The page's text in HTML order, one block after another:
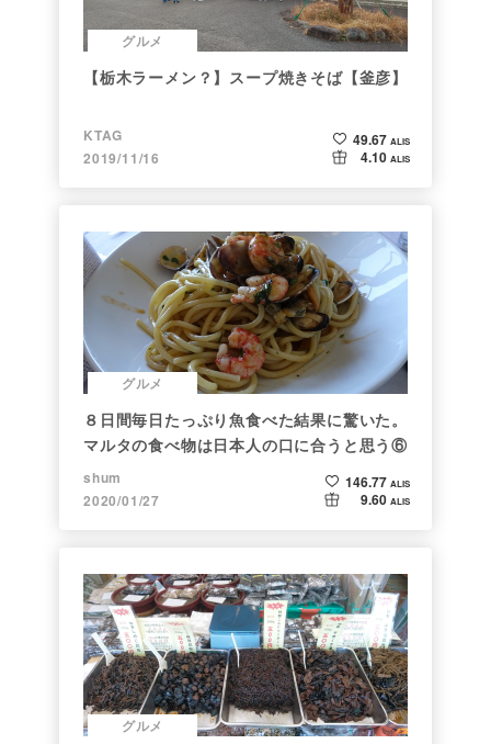
グルメ
【栃木ラーメン？】スープ焼きそば【釜彦】
KTAG
2019/11/16
49.67 ALIS
4.10 ALIS
グルメ
８日間毎日たっぷり魚食べた結果に驚いた。
マルタの食べ物は日本人の口に合うと思う⑥
shum
2020/01/27
146.77 ALIS
9.60 ALIS
グルメ